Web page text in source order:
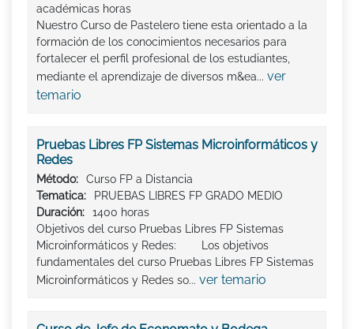
académicas horas
Nuestro Curso de Pastelero tiene esta orientado a la
formación de los conocimientos necesarios para
fortalecer el perfil profesional de los estudiantes,
mediante el aprendizaje de diversos m&ea... ver
temario
Pruebas Libres FP Sistemas Microinformáticos y
Redes
Método:
Curso FP a Distancia
Tematica:
PRUEBAS LIBRES FP GRADO MEDIO
Duración:
1400 horas
Objetivos del curso Pruebas Libres FP Sistemas
Microinformáticos y Redes: Los objetivos
fundamentales del curso Pruebas Libres FP Sistemas
Microinformáticos y Redes so... ver temario